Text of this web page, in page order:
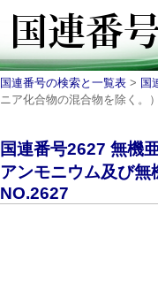
国連番号の検索と一覧表 > 国
ニア化合物の混合物を除く。
国連番号2627 無機
アンモニウム及び
NO.2627